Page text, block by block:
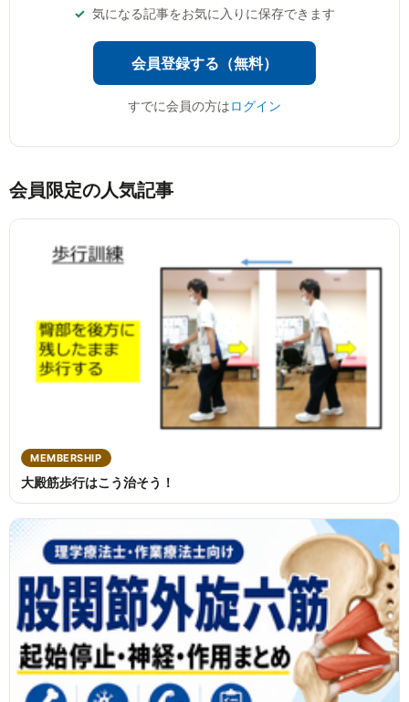
気になる記事をお気に入りに保存できます
会員登録する（無料）
すでに会員の方はログイン
会員限定の人気記事
MEMBERSHIP
大殿筋歩行はこう治そう！